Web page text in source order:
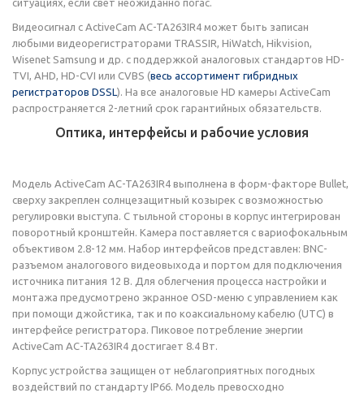
ситуациях, если свет неожиданно погас.
Видеосигнал с ActiveCam AC-TA263IR4 может быть записан
любыми видеорегистраторами TRASSIR, HiWatch, Hikvision,
Wisenet Samsung и др. с поддержкой аналоговых стандартов HD-
TVI, AHD, HD-CVI или CVBS (весь ассортимент гибридных
регистраторов DSSL). На все аналоговые HD камеры ActiveCam
распространяется 2-летний срок гарантийных обязательств.
Оптика, интерфейсы и рабочие условия
Модель ActiveCam AC-TA263IR4 выполнена в форм-факторе Bullet,
сверху закреплен солнцезащитный козырек с возможностью
регулировки выступа. С тыльной стороны в корпус интегрирован
поворотный кронштейн. Камера поставляется с вариофокальным
объективом 2.8-12 мм. Набор интерфейсов представлен: BNC-
разъемом аналогового видеовыхода и портом для подключения
источника питания 12 В. Для облегчения процесса настройки и
монтажа предусмотрено экранное OSD-меню с управлением как
при помощи джойстика, так и по коаксиальному кабелю (UTC) в
интерфейсе регистратора. Пиковое потребление энергии
ActiveCam AC-TA263IR4 достигает 8.4 Вт.
Корпус устройства защищен от неблагоприятных погодных
воздействий по стандарту IP66. Модель превосходно